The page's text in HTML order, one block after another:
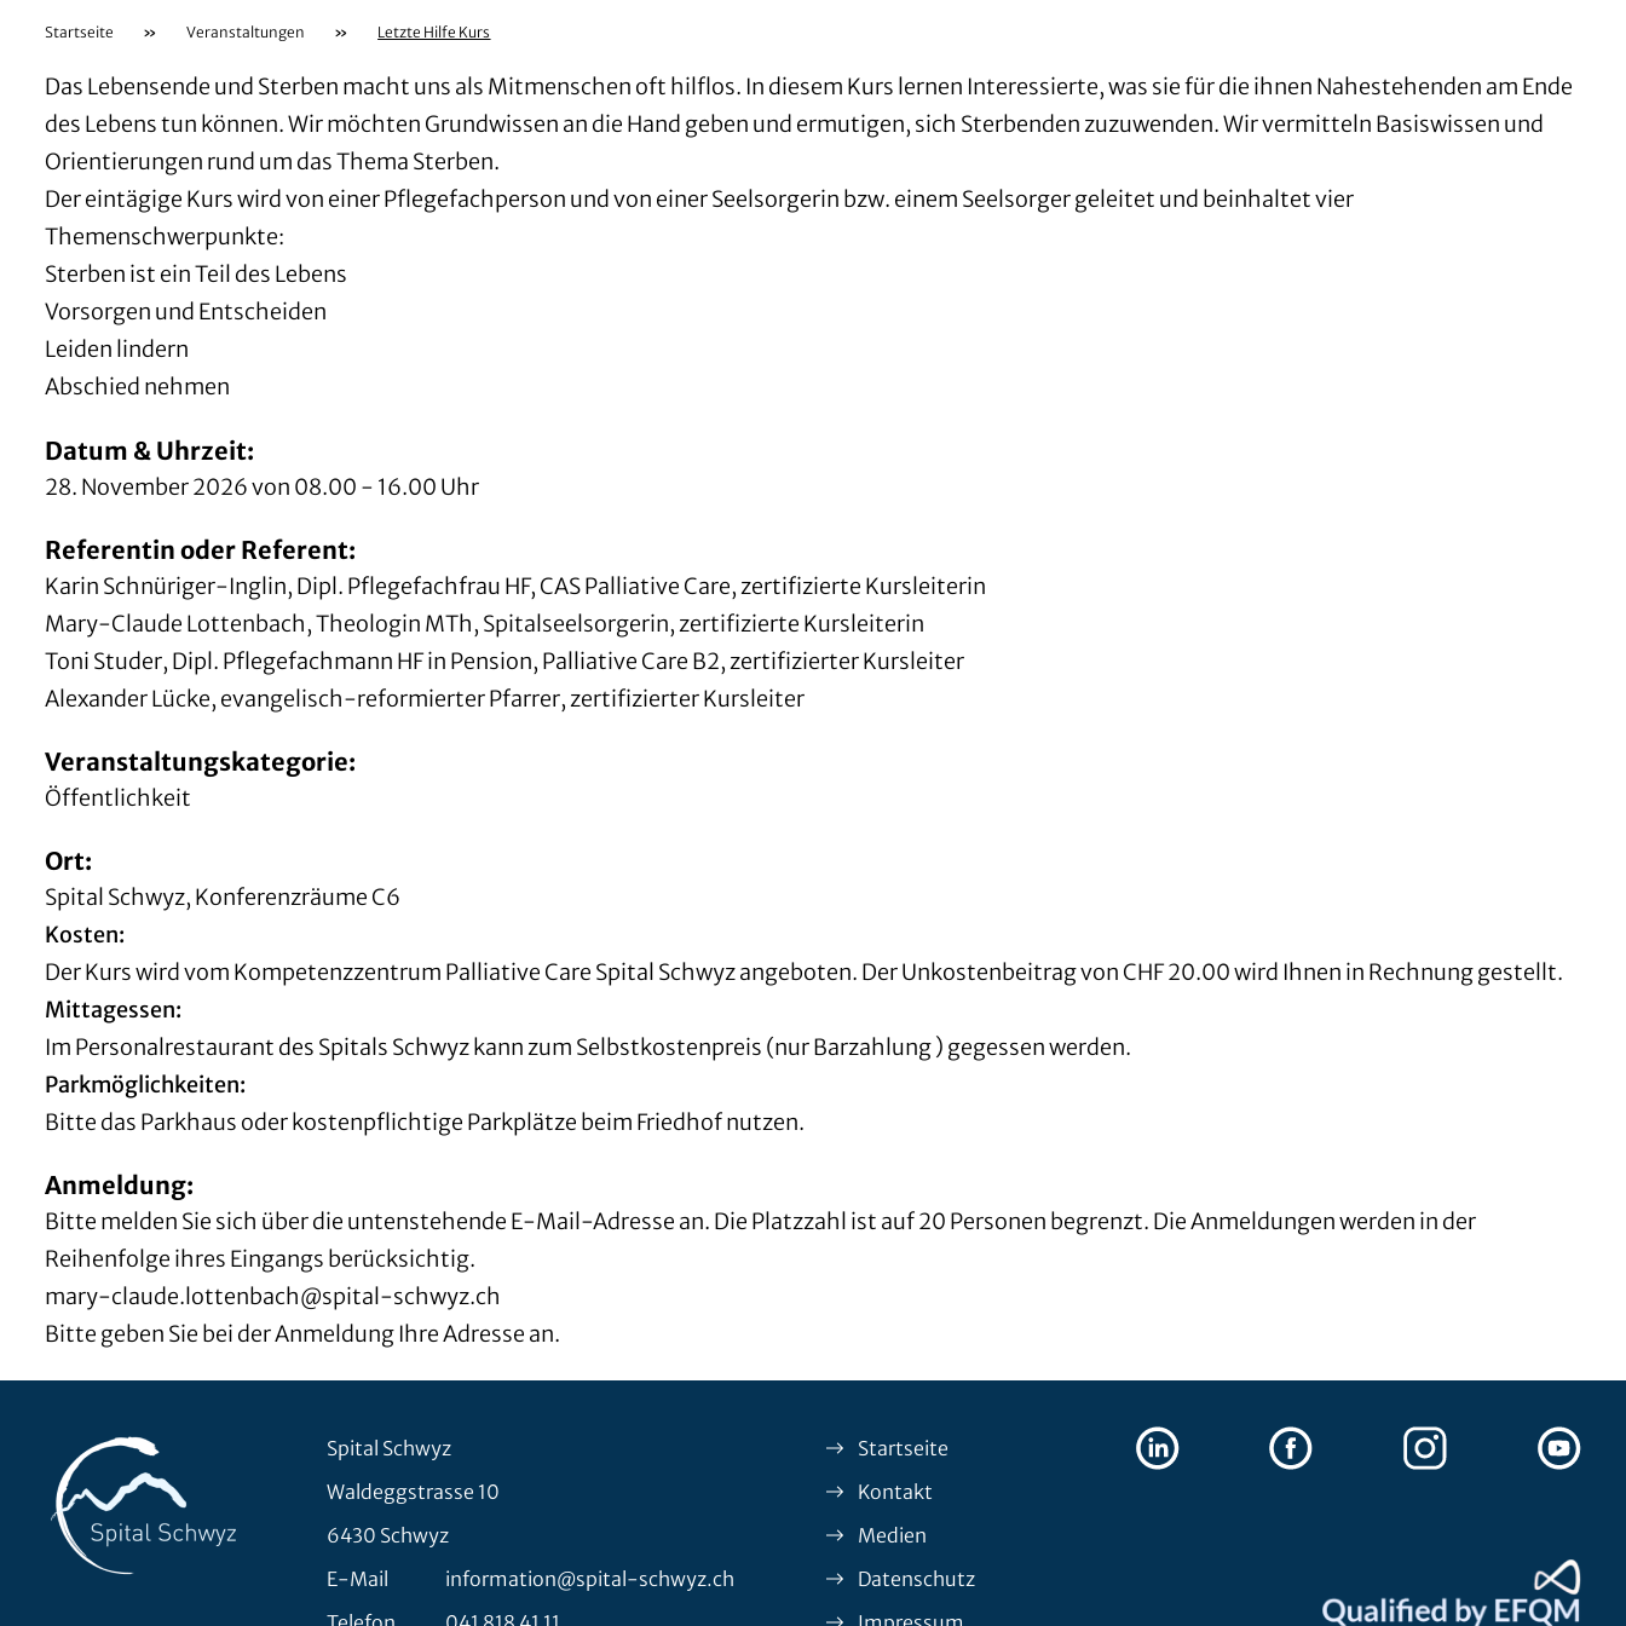
Startseite » Veranstaltungen » Letzte Hilfe Kurs
Das Lebensende und Sterben macht uns als Mitmenschen oft hilflos. In diesem Kurs lernen Interessierte, was sie für die ihnen Nahestehenden am Ende
des Lebens tun können. Wir möchten Grundwissen an die Hand geben und ermutigen, sich Sterbenden zuzuwenden. Wir vermitteln Basiswissen und
Orientierungen rund um das Thema Sterben.
Der eintägige Kurs wird von einer Pflegefachperson und von einer Seelsorgerin bzw. einem Seelsorger geleitet und beinhaltet vier
Themenschwerpunkte:
Sterben ist ein Teil des Lebens
Vorsorgen und Entscheiden
Leiden lindern
Abschied nehmen
Datum & Uhrzeit:
28. November 2026 von 08.00 - 16.00 Uhr
Referentin oder Referent:
Karin Schnüriger-Inglin, Dipl. Pflegefachfrau HF, CAS Palliative Care, zertifizierte Kursleiterin
Mary-Claude Lottenbach, Theologin MTh, Spitalseelsorgerin, zertifizierte Kursleiterin
Toni Studer, Dipl. Pflegefachmann HF in Pension, Palliative Care B2, zertifizierter Kursleiter
Alexander Lücke, evangelisch-reformierter Pfarrer, zertifizierter Kursleiter
Veranstaltungskategorie:
Öffentlichkeit
Ort:
Spital Schwyz, Konferenzräume C6
Kosten:
Der Kurs wird vom Kompetenzzentrum Palliative Care Spital Schwyz angeboten. Der Unkostenbeitrag von CHF 20.00 wird Ihnen in Rechnung gestellt.
Mittagessen:
Im Personalrestaurant des Spitals Schwyz kann zum Selbstkostenpreis (nur Barzahlung ) gegessen werden.
Parkmöglichkeiten:
Bitte das Parkhaus oder kostenpflichtige Parkplätze beim Friedhof nutzen.
Anmeldung:
Bitte melden Sie sich über die untenstehende E-Mail-Adresse an. Die Platzzahl ist auf 20 Personen begrenzt. Die Anmeldungen werden in der
Reihenfolge ihres Eingangs berücksichtig.
mary-claude.lottenbach@spital-schwyz.ch
Bitte geben Sie bei der Anmeldung Ihre Adresse an.
Spital Schwyz
Waldeggstrasse 10
6430 Schwyz
E-Mail
information@spital-schwyz.ch
Startseite
Kontakt
Medien
Datenschutz